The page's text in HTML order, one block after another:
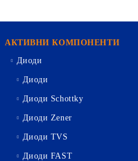
АКТИВНИ КОМПОНЕНТИ
Диоди
Диоди
Диоди Schottky
Диоди Zener
Диоди TVS
Диоди FAST